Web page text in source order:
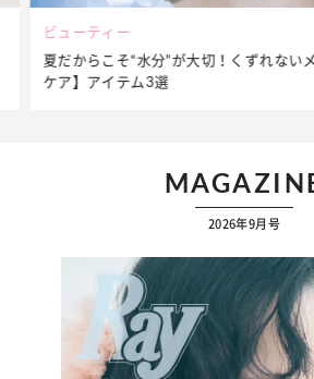
ビューティー
夏だからこそ“水分”が大切！くずれない
ケア】アイテム3選
2026年9月号